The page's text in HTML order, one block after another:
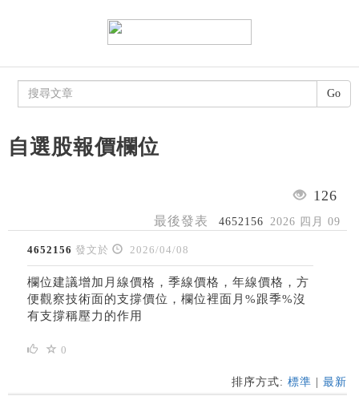
自選股報價欄位
126
最後發表 4652156 2026 四月 09
4652156 發文於 2026/04/08
欄位建議增加月線價格，季線價格，年線價格，方
便觀察技術面的支撐價位，欄位裡面月%跟季%沒
有支撐稱壓力的作用
0
排序方式: 標準 最新
Go